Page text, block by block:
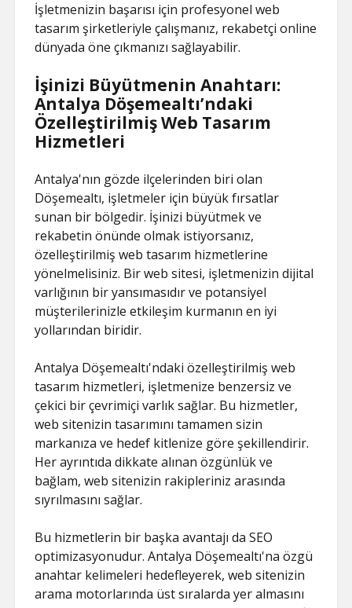
İşletmenizin başarısı için profesyonel web
tasarım şirketleriyle çalışmanız, rekabetçi online
dünyada öne çıkmanızı sağlayabilir.
İşinizi Büyütmenin Anahtarı:
Antalya Döşemealtı’ndaki
Özelleştirilmiş Web Tasarım
Hizmetleri
Antalya'nın gözde ilçelerinden biri olan
Döşemealtı, işletmeler için büyük fırsatlar
sunan bir bölgedir. İşinizi büyütmek ve
rekabetin önünde olmak istiyorsanız,
özelleştirilmiş web tasarım hizmetlerine
yönelmelisiniz. Bir web sitesi, işletmenizin dijital
varlığının bir yansımasıdır ve potansiyel
müşterilerinizle etkileşim kurmanın en iyi
yollarından biridir.
Antalya Döşemealtı'ndaki özelleştirilmiş web
tasarım hizmetleri, işletmenize benzersiz ve
çekici bir çevrimiçi varlık sağlar. Bu hizmetler,
web sitenizin tasarımını tamamen sizin
markanıza ve hedef kitlenize göre şekillendirir.
Her ayrıntıda dikkate alınan özgünlük ve
bağlam, web sitenizin rakipleriniz arasında
sıyrılmasını sağlar.
Bu hizmetlerin bir başka avantajı da SEO
optimizasyonudur. Antalya Döşemealtı'na özgü
anahtar kelimeleri hedefleyerek, web sitenizin
arama motorlarında üst sıralarda yer almasını